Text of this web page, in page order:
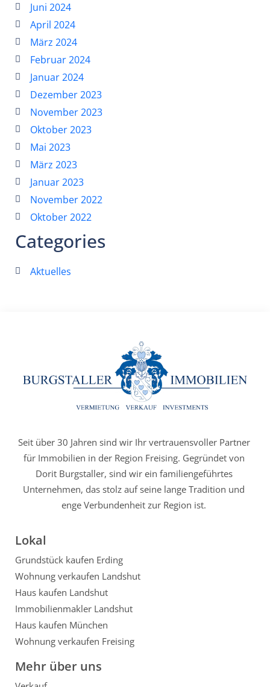
Juni 2024
April 2024
März 2024
Februar 2024
Januar 2024
Dezember 2023
November 2023
Oktober 2023
Mai 2023
März 2023
Januar 2023
November 2022
Oktober 2022
Categories
Aktuelles
Seit über 30 Jahren sind wir Ihr vertrauensvoller Partner
für Immobilien in der Region Freising. Gegründet von
Dorit Burgstaller, sind wir ein familiengeführtes
Unternehmen, das stolz auf seine lange Tradition und
enge Verbundenheit zur Region ist.
Lokal
Grundstück kaufen Erding
Wohnung verkaufen Landshut
Haus kaufen Landshut
Immobilienmakler Landshut
Haus kaufen München
Wohnung verkaufen Freising
Mehr über uns